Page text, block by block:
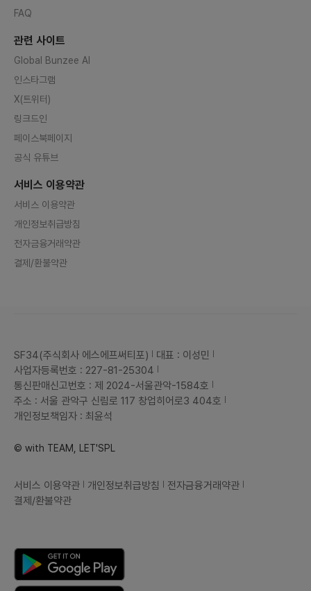
FAQ
관련 사이트
Global Bunzee AI
인스타그램
X(트위터)
링크드인
페이스북페이지
공식 유튜브
서비스 이용약관
서비스 이용약관
개인정보취급방침
전자금융거래약관
결제/환불약관
SF34(주식회사 에스에프써티포)
대표 : 이성민
사업자등록번호 : 227-81-25304
통신판매신고번호 : 제 2024-서울관악-1584호
주소 : 서울 관악구 신림로 117 창업히어로3 404호
개인정보책임자 : 최윤석
© with TEAM, LET'SPL
서비스 이용약관 개인정보취급방침
전자금융거래약관
결제/환불약관